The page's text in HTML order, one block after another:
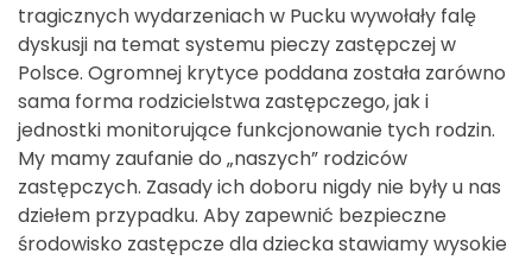
tragicznych wydarzeniach w Pucku wywołały falę
dyskusji na temat systemu pieczy zastępczej w
Polsce. Ogromnej krytyce poddana została zarówno
sama forma rodzicielstwa zastępczego, jak i
jednostki monitorujące funkcjonowanie tych rodzin.
My mamy zaufanie do „naszych” rodziców
zastępczych. Zasady ich doboru nigdy nie były u nas
dziełem przypadku. Aby zapewnić bezpieczne
środowisko zastępcze dla dziecka stawiamy wysokie